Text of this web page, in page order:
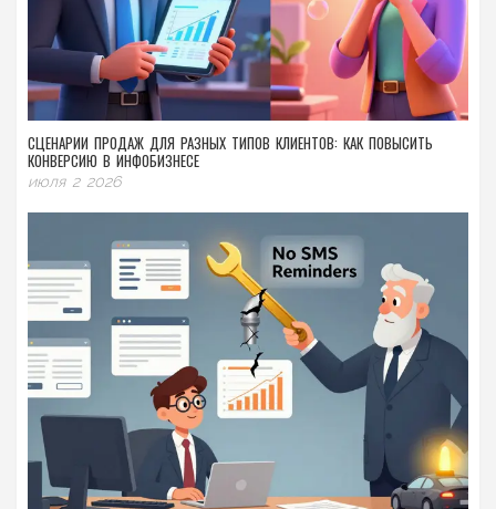
СЦЕНАРИИ ПРОДАЖ ДЛЯ РАЗНЫХ ТИПОВ КЛИЕНТОВ: КАК ПОВЫСИТЬ
КОНВЕРСИЮ В ИНФОБИЗНЕСЕ
июля 2 2026